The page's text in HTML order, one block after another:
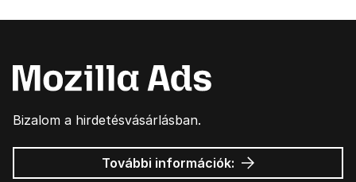
Bizalom a hirdetésvásárlásban.
További információk: Mozilla
hirdetések